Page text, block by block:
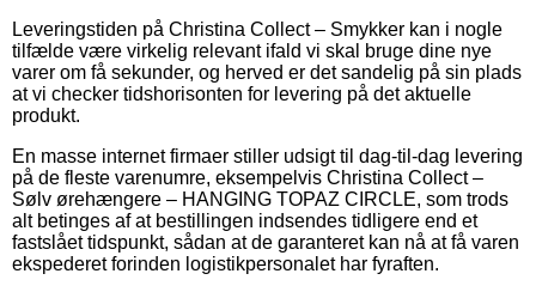
Leveringstiden på Christina Collect – Smykker kan i nogle
tilfælde være virkelig relevant ifald vi skal bruge dine nye
varer om få sekunder, og herved er det sandelig på sin plads
at vi checker tidshorisonten for levering på det aktuelle
produkt.
En masse internet firmaer stiller udsigt til dag-til-dag levering
på de fleste varenumre, eksempelvis Christina Collect –
Sølv ørehængere – HANGING TOPAZ CIRCLE, som trods
alt betinges af at bestillingen indsendes tidligere end et
fastslået tidspunkt, sådan at de garanteret kan nå at få varen
ekspederet forinden logistikpersonalet har fyraften.